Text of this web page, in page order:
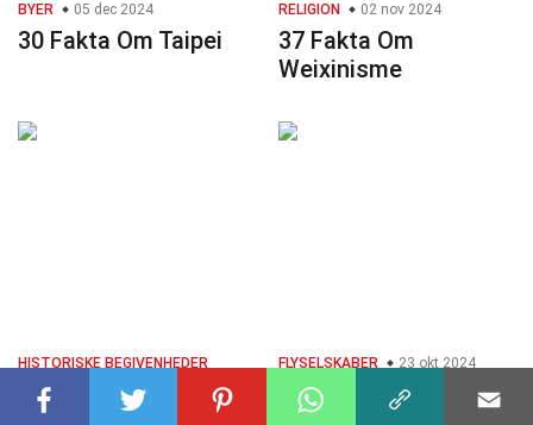
BYER 05 dec 2024
30 Fakta Om Taipei
RELIGION 02 nov 2024
37 Fakta Om
Weixinisme
HISTORISKE BEGIVENHEDER
13 dec 2024
FLYSELSKABER 23 okt 2024
31 Fakta Om Air